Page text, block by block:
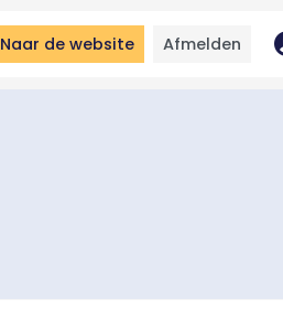
Naar de website Afmelden